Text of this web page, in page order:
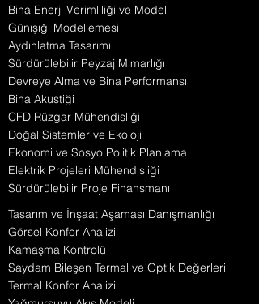
Bina Enerji Verimliliği ve Modeli
Günışığı Modellemesi
Aydınlatma Tasarımı
Sürdürülebilir Peyzaj Mimarlığı
Devreye Alma ve Bina Performansı
Bina Akustiği
CFD Rüzgar Mühendisliği
Doğal Sistemler ve Ekoloji
Ekonomi ve Sosyo Politik Planlama
Elektrik Projeleri Mühendisliği
Sürdürülebilir Proje Finansmanı
Tasarım ve İnşaat Aşaması Danışmanlığı
Görsel Konfor Analizi
Kamaşma Kontrolü
Saydam Bileşen Termal ve Optik Değerleri
Termal Konfor Analizi